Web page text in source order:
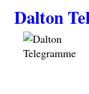
Dalton